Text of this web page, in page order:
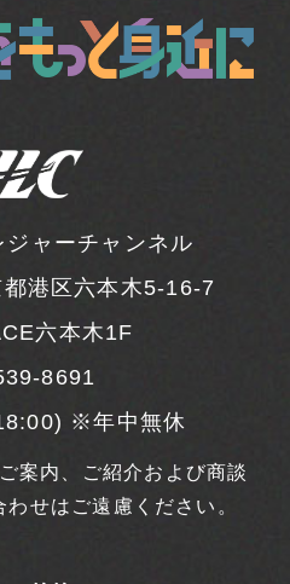
ャーチャンネル
港区六本木5-16-7
六本木1F
8691
※年中無休
案内、ご紹介および商談
せはご遠慮ください。